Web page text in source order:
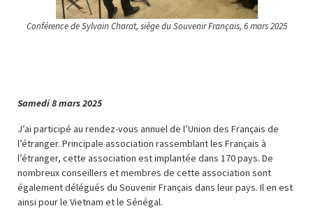
Conférence de Sylvain Charat, siège du Souvenir Français, 6 mars 2025
Samedi 8 mars 2025
J’ai participé au rendez-vous annuel de l’Union des Français de
l’étranger. Principale association rassemblant les Français à
l’étranger, cette association est implantée dans 170 pays. De
nombreux conseillers et membres de cette association sont
également délégués du Souvenir Français dans leur pays. Il en est
ainsi pour le Vietnam et le Sénégal.